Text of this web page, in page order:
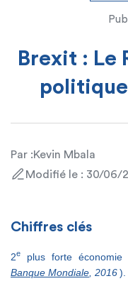
Actualités et
Expertise et
Brexit : Le
Par :Kevin Mbala
Modifié le : 30/06/
Chiffres clés
2e plus forte économie
Banque Mondiale , 2016).